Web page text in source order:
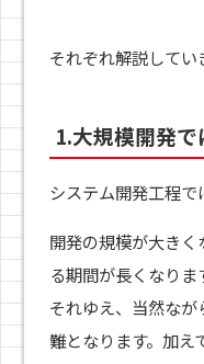
それぞれ解説してい
1.大規模開発
システム開発工程で
開発の規模が大き
る期間が長くなりま
それゆえ、当然な
難となります。加えて